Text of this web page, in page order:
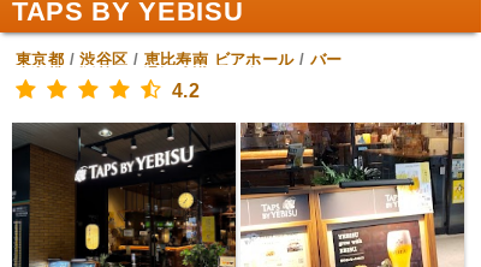
TAPS BY YEBISU
東京都 /渋谷区 / 恵比寿南 ビアホール/ バー
4.2